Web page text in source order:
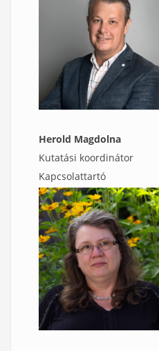
Herold Magdolna
Kutatási koordinátor
Kapcsolattartó